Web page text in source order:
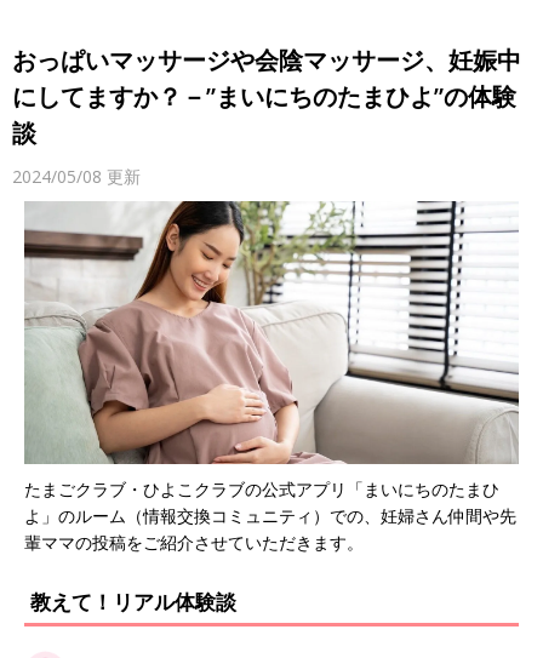
おっぱいマッサージや会陰マッサージ、妊娠中
にしてますか？－”まいにちのたまひよ”の体験
談
2024/05/08 更新
たまごクラブ・ひよこクラブの公式アプリ「まいにちのたまひ
よ」のルーム（情報交換コミュニティ）での、妊婦さん仲間や先
輩ママの投稿をご紹介させていただきます。
教えて！リアル体験談